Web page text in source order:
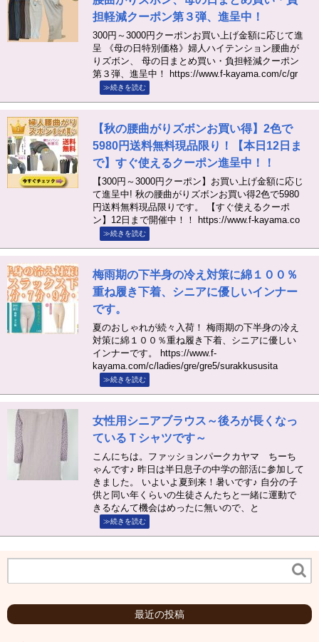
担軽減クーポン第３弾、進呈中！
300円～3000円クーポンお買い上げ金額に応じて進
呈 《母の日特別価格》婦人ハイテンション腰曲が
りズボン、 母の日まとめ買い・負担軽減クーポン
第３弾、進呈中！ https://www.f-kayama.com/c/gr
≫続きを読む
【秋の腰曲がりズボンお買い得】2色で
5980円送料無料現品限り！【本日12日ま
で】すぐ使えるクーポン進呈中！！
【300円～3000円クーポン】お買い上げ金額に応じ
て進呈中! 秋の腰曲がりズボンお買い得2色で5980
円送料無料現品限りです。 【すぐ使えるクーポ
ン】12日まで開催中！！ https://www.f-kayama.co
≫続きを読む
梅雨期の下半身の冷え対策に綿１００％
重ね履き下着、シニアに優しいインナー
です。
夏のおしゃれが続々入荷！ 梅雨期の下半身の冷え
対策に綿１００％重ね履き下着、シニアに優しい
インナーです。 https://www.f-
kayama.com/c/ladies/gre/gre5/surakkususita
≫続きを読む
女性用シニアブラウス～後ろが長くなっ
ているＴシャツです～
こんにちは。ファッションパークカヤマ ちーち
ゃんです♪ 昨日は半日息子の中学の部活に参加して
きました。 いよいよ夏到来！暑いです♪ 自分の子
供と同い年くらいの生徒さんたちと一緒に運動で
きるなんて機会はめったに無いので、と
≫続きを読む
最近の投稿